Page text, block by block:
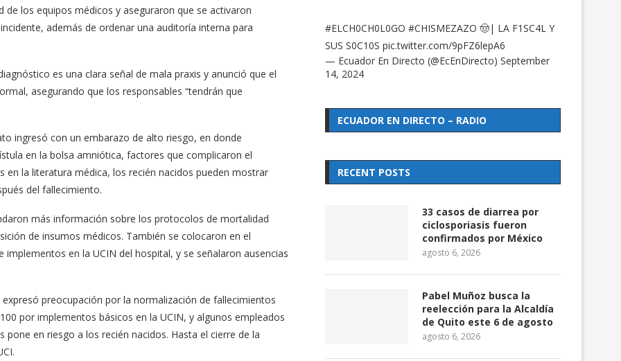
los equipos médicos y aseguraron que se activaron
además de ordenar una auditoría interna para
es una clara señal de mala praxis y anunció que el
asegurando que los responsables “tendrán que
ingresó con un embarazo de alto riesgo, en donde
en la bolsa amniótica, factores que complicaron el
en la literatura médica, los recién nacidos pueden mostrar
del fallecimiento.
más información sobre los protocolos de mortalidad
de insumos médicos. También se colocaron en el
en la UCIN del hospital, y se señalaron ausencias
preocupación por la normalización de fallecimientos
por implementos básicos en la UCIN, y algunos empleados
en riesgo a los recién nacidos. Hasta el cierre de la
#ELCH0CH0L0GO #CHISMEZAZO 🤠| LA F1SC4L Y
SUS S0C10S pic.twitter.com/9pFZ6lepA6
— Ecuador En Directo (@EcEnDirecto) September
14, 2024
ECUADOR EN DIRECTO – RADIO
RECENT POSTS
33 casos de diarrea por
ciclosporiasis fueron
confirmados por México
agosto 6, 2026
Pabel Muñoz busca la
reelección para la Alcaldía
de Quito este 6 de agosto
agosto 6, 2026